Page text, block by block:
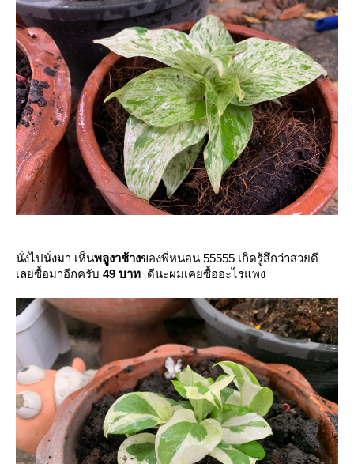
นั่งไปนั่งมา เห็นพลูงาช้างของพี่หนอน 55555 เกิดรู้สึกว่าสวยดี
เลยซื้อมาอีกครับ 49 บาท ดีนะผมเคยซื้ออะไรแพง